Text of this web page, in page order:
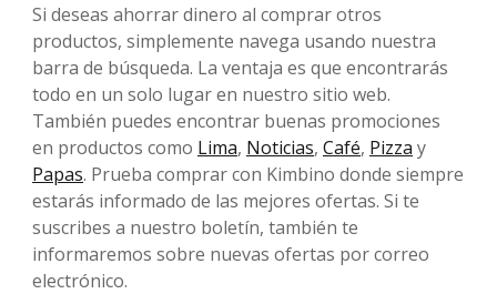
Si deseas ahorrar dinero al comprar otros
productos, simplemente navega usando nuestra
barra de búsqueda. La ventaja es que encontrarás
todo en un solo lugar en nuestro sitio web.
También puedes encontrar buenas promociones
en productos como Lima, Noticias, Café, Pizza y
Papas. Prueba comprar con Kimbino donde siempre
estarás informado de las mejores ofertas. Si te
suscribes a nuestro boletín, también te
informaremos sobre nuevas ofertas por correo
electrónico.